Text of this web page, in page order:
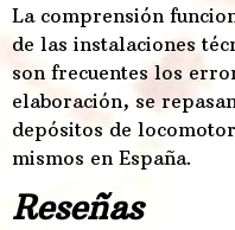
La comprensión
de las instalaciones
son frecuentes los
elaboración, se
depósitos de
mismos en España.
Reseñas